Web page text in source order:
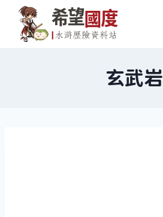
content
玄武岩